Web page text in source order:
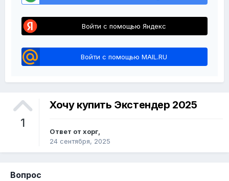
Войти с помощью Яндекс
Войти с помощью MAIL.RU
1
Хочу купить Экстендер 2025
Ответ от хорг,
24 сентября, 2025
Вопрос